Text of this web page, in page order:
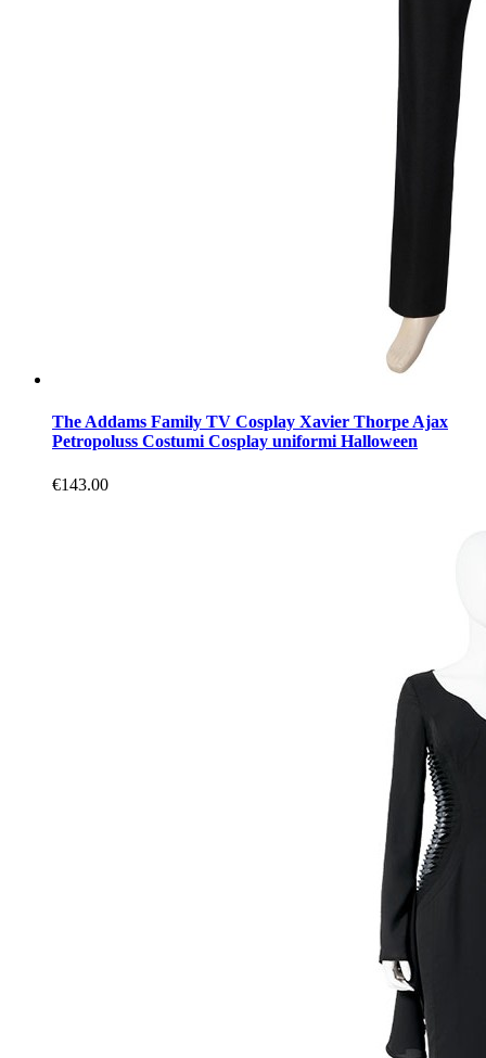
The Addams Family TV Cosplay Xavier Thorpe Ajax
Petropoluss Costumi Cosplay uniformi Halloween
€143.00